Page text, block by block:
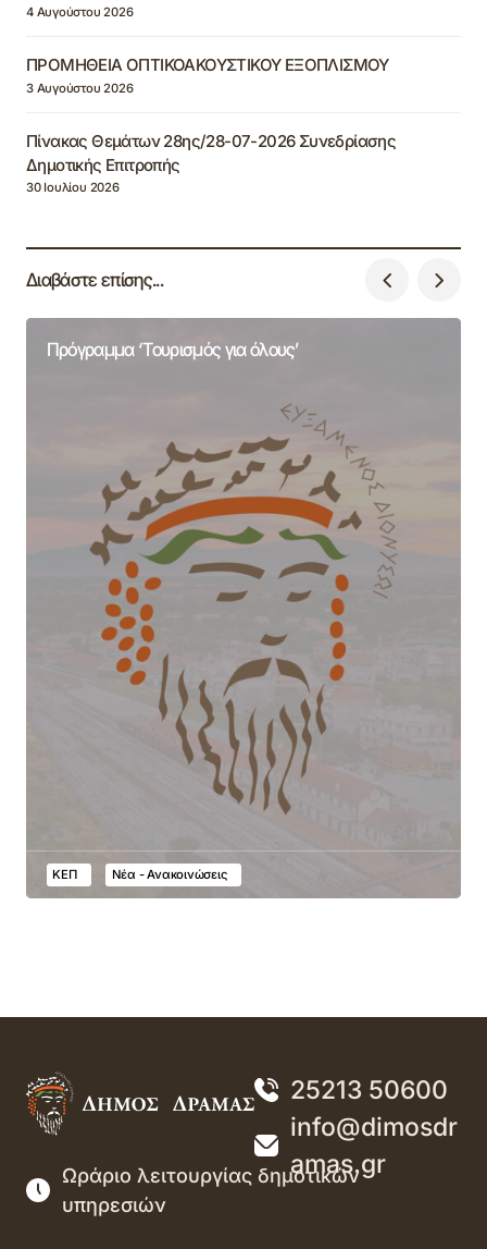
4 Αυγούστου 2026
ΠΡΟΜΗΘΕΙΑ ΟΠΤΙΚΟΑΚΟΥΣΤΙΚΟΥ ΕΞΟΠΛΙΣΜΟΥ
3 Αυγούστου 2026
Πίνακας Θεμάτων 28ης/28-07-2026 Συνεδρίασης
Δημοτικής Επιτροπής
30 Ιουλίου 2026
Διαβάστε επίσης...
Πρόγραμμα ‘Τουρισμός για όλους’
ΚΕΠ Νέα - Ανακοινώσεις
25213 50600
info@dimosdr
amas.gr
Ωράριο λειτουργίας δημοτικών
υπηρεσιών